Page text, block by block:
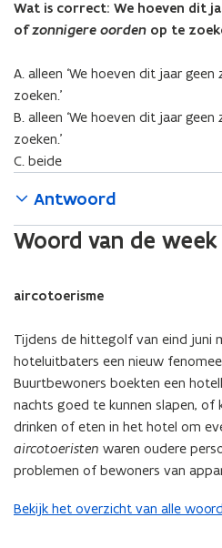
s
t
r
)
s
s
c
h
i
j
e
n
c
h
i
j
e
n
d
i
e
t
r
m
e
d
i
e
t
r
m
e
Wat is correct: We hoeven dit
ofzonnigere oorden op te
A. alleen ‘We hoeven dit jaar geen
zoeken.’
B. alleen ‘We hoeven dit jaar geen
zoeken.’
C. beide
Antwoord
Woord van de week
aircotoerisme
Tijdens de hittegolf van eind juni
hoteluitbaters een nieuw
Buurtbewoners boekten een
nachts goed te kunnen slapen, of
drinken of eten in het hotel om
aircotoeristen waren oudere
problemen of bewoners van
Bekijk het overzicht van alle